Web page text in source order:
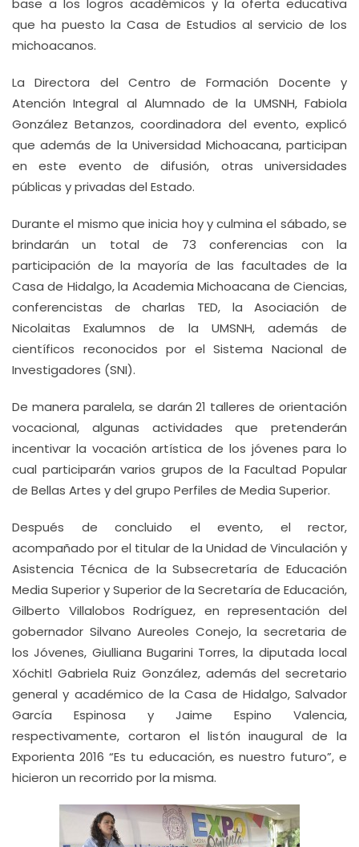
base a los logros académicos y la oferta educativa
que ha puesto la Casa de Estudios al servicio de los
michoacanos.
La Directora del Centro de Formación Docente y
Atención Integral al Alumnado de la UMSNH, Fabiola
González Betanzos, coordinadora del evento, explicó
que además de la Universidad Michoacana, participan
en este evento de difusión, otras universidades
públicas y privadas del Estado.
Durante el mismo que inicia hoy y culmina el sábado, se
brindarán un total de 73 conferencias con la
participación de la mayoría de las facultades de la
Casa de Hidalgo, la Academia Michoacana de Ciencias,
conferencistas de charlas TED, la Asociación de
Nicolaitas Exalumnos de la UMSNH, además de
científicos reconocidos por el Sistema Nacional de
Investigadores (SNI).
De manera paralela, se darán 21 talleres de orientación
vocacional, algunas actividades que pretenderán
incentivar la vocación artística de los jóvenes para lo
cual participarán varios grupos de la Facultad Popular
de Bellas Artes y del grupo Perfiles de Media Superior.
Después de concluido el evento, el rector,
acompañado por el titular de la Unidad de Vinculación y
Asistencia Técnica de la Subsecretaría de Educación
Media Superior y Superior de la Secretaría de Educación,
Gilberto Villalobos Rodríguez, en representación del
gobernador Silvano Aureoles Conejo, la secretaria de
los Jóvenes, Giulliana Bugarini Torres, la diputada local
Xóchitl Gabriela Ruiz González, además del secretario
general y académico de la Casa de Hidalgo, Salvador
García Espinosa y Jaime Espino Valencia,
respectivamente, cortaron el listón inaugural de la
Exporienta 2016 “Es tu educación, es nuestro futuro”, e
hicieron un recorrido por la misma.